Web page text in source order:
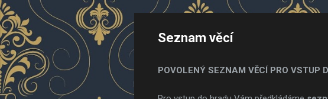
Seznam věcí
POVOLENÝ SEZNAM VĚCÍ PRO VSTUP